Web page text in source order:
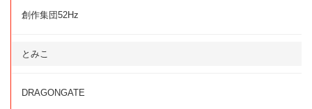
創作集団52Hz
とみこ
DRAGONGATE